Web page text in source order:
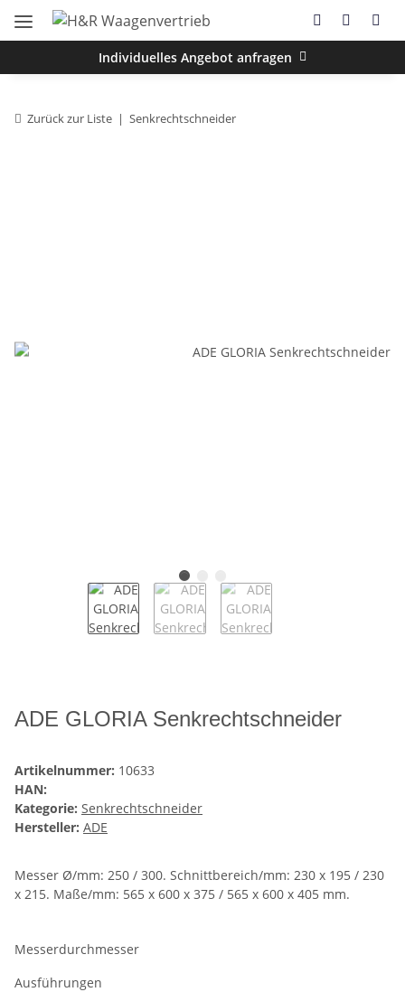
Individuelles Angebot anfragen
Zurück zur Liste Senkrechtschneider
ADE GLORIA Senkrechtschneider
Artikelnummer: 10633
HAN:
Kategorie: Senkrechtschneider
Hersteller: ADE
Messer Ø/mm: 250 / 300. Schnittbereich/mm: 230 x 195 / 230
x 215. Maße/mm: 565 x 600 x 375 / 565 x 600 x 405 mm.
Messerdurchmesser
Ausführungen